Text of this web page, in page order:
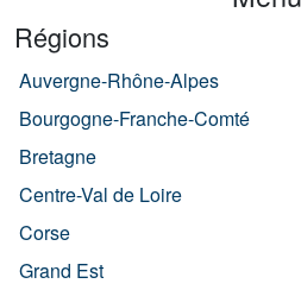
Régions
Auvergne-Rhône-Alpes
Bourgogne-Franche-Comté
Bretagne
Centre-Val de Loire
Corse
Grand Est